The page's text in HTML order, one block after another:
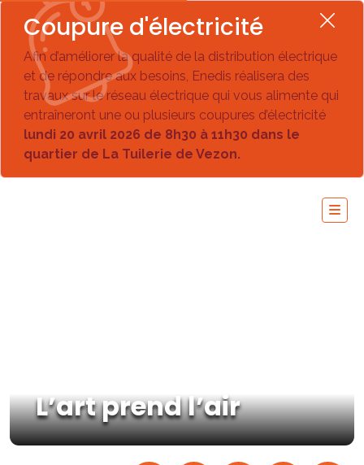
Coupure d'électricité
Afin d’améliorer la qualité de la distribution électrique
et de répondre aux besoins, Enedis réalisera des
travaux sur le réseau électrique qui vous alimente qui
entraîneront une ou plusieurs coupures d’électricité
lundi 20 avril 2026 de 8h30 à 11h30 dans le
quartier de La Tuilerie de Vezon.
L’art prend l’air